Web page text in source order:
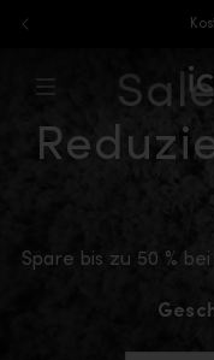
Zum Inhalt springen
Spare bis zu 50 %